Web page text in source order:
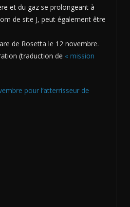
et du gaz se prolongeant à
de site J, peut également être
de Rosetta le 12 novembre.
(traduction de « mission
pour l’atterrisseur de